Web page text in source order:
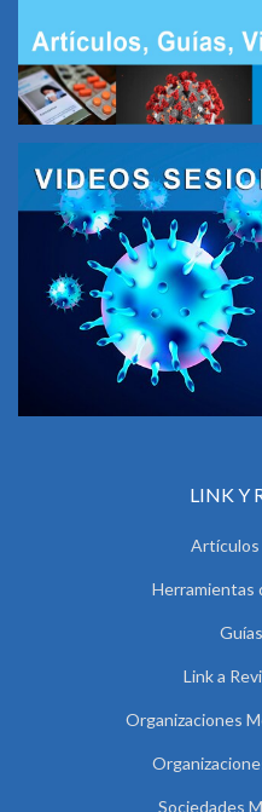
LINK Y
Artículos
Herramientas
Link a
Organizaciones
Sociedades